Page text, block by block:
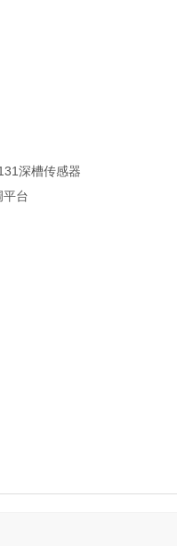
深槽传感器
台